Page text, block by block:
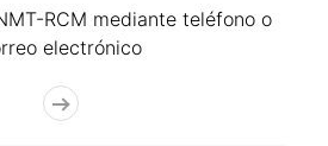
RCM mediante teléfono o
electrónico